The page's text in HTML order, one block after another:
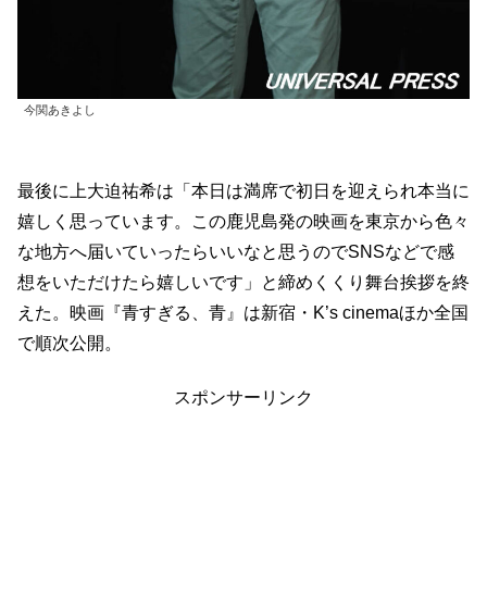
今関あきよし
最後に上大迫祐希は「本日は満席で初日を迎えられ本当に
嬉しく思っています。この鹿児島発の映画を東京から色々
な地方へ届いていったらいいなと思うのでSNSなどで感
想をいただけたら嬉しいです」と締めくくり舞台挨拶を終
えた。映画『青すぎる、青』は新宿・K’s cinemaほか全国
で順次公開。
スポンサーリンク